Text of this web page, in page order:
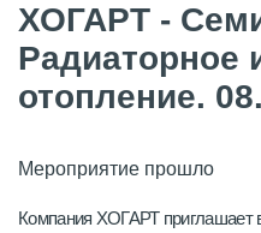
ХОГАРТ -
Радиаторное
отопление.
Мероприятие прошло
Компания ХОГАРТ приглашает